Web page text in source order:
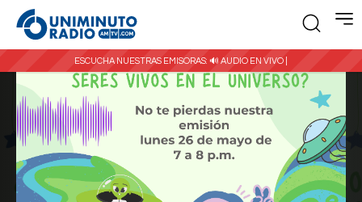
ESCUCHA NUESTRAS EMISORAS: 🔊 AUDIO EN VIVO |